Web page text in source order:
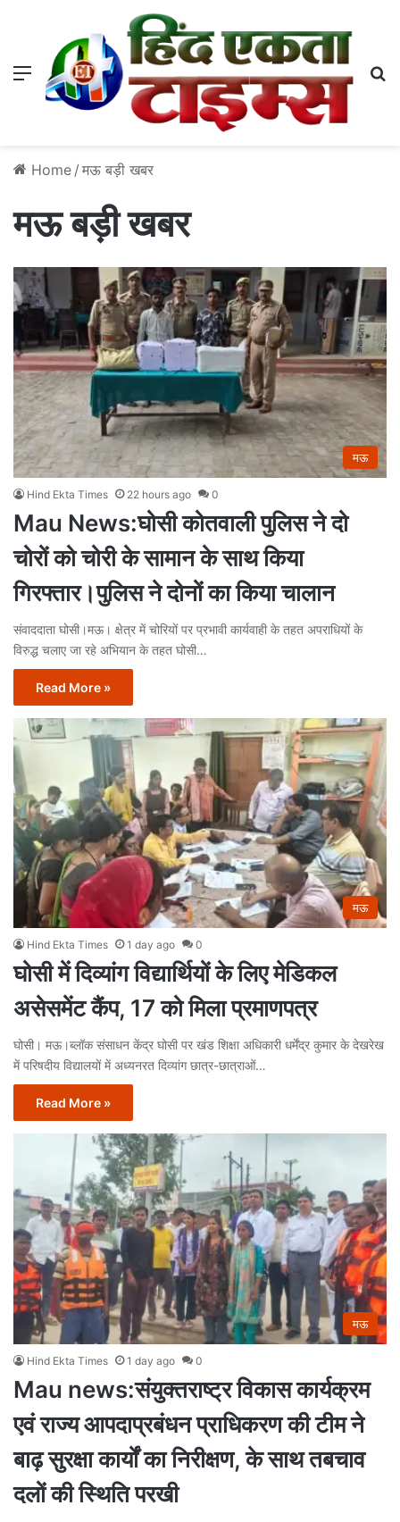
Menu
Home / मऊ बड़ी खबर
मऊ बड़ी खबर
मऊ
Hind Ekta Times 22 hours ago 0
Mau News:घोसी कोतवाली पुलिस ने दो
चोरों को चोरी के सामान के साथ किया
गिरफ्तार।पुलिस ने दोनों का किया चालान
संवाददाता घोसी।मऊ। क्षेत्र में चोरियों पर प्रभावी कार्यवाही के तहत अपराधियों के
विरुद्ध चलाए जा रहे अभियान के तहत घोसी…
Read More »
मऊ
Hind Ekta Times 1 day ago 0
घोसी में दिव्यांग विद्यार्थियों के लिए मेडिकल
असेसमेंट कैंप, 17 को मिला प्रमाणपत्र
घोसी। मऊ।ब्लॉक संसाधन केंद्र घोसी पर खंड शिक्षा अधिकारी धर्मेंद्र कुमार के देखरेख
में परिषदीय विद्यालयों में अध्यनरत दिव्यांग छात्र-छात्राओं…
Read More »
मऊ
Hind Ekta Times 1 day ago 0
Mau news:संयुक्तराष्ट्र विकास कार्यक्रम
एवं राज्य आपदाप्रबंधन प्राधिकरण की टीम ने
बाढ़ सुरक्षा कार्यों का निरीक्षण, के साथ तबचाव
दलों की स्थिति परखी